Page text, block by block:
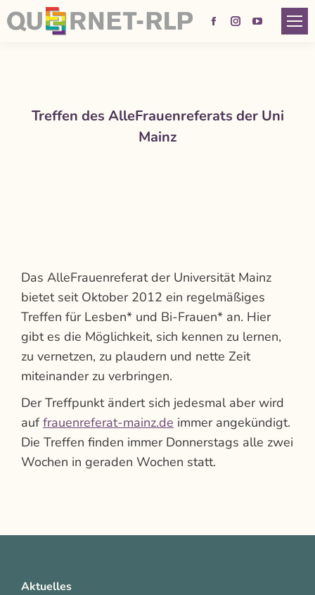
Facebook
new
Instagram
new
YouTube
new
Treffen des AlleFrauenreferats der Uni
Mainz
Das AlleFrauenreferat der Universität Mainz
bietet seit Oktober 2012 ein regelmäßiges
Treffen für Lesben* und Bi-Frauen* an. Hier
gibt es die Möglichkeit, sich kennen zu lernen,
zu vernetzen, zu plaudern und nette Zeit
miteinander zu verbringen.
Der Treffpunkt ändert sich jedesmal aber wird
auffrauenreferat-mainz.de immer angekündigt.
Die Treffen finden immer Donnerstags alle zwei
Wochen in geraden Wochen statt.
Aktuelles